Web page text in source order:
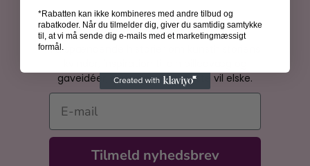
Bliv inspireret
Få spændende historier om kunsthistoriens
gaveidéer, som dine nærmeste vil elske.
E-mail
Tilmeld nyhedsbrev
*Rabatten kan ikke kombineres med andre tilbud og
rabatkoder. Når du tilmelder dig, giver du samtidig samtykke
til, at vi må sende dig e-mails med et marketingmæssigt
formål.